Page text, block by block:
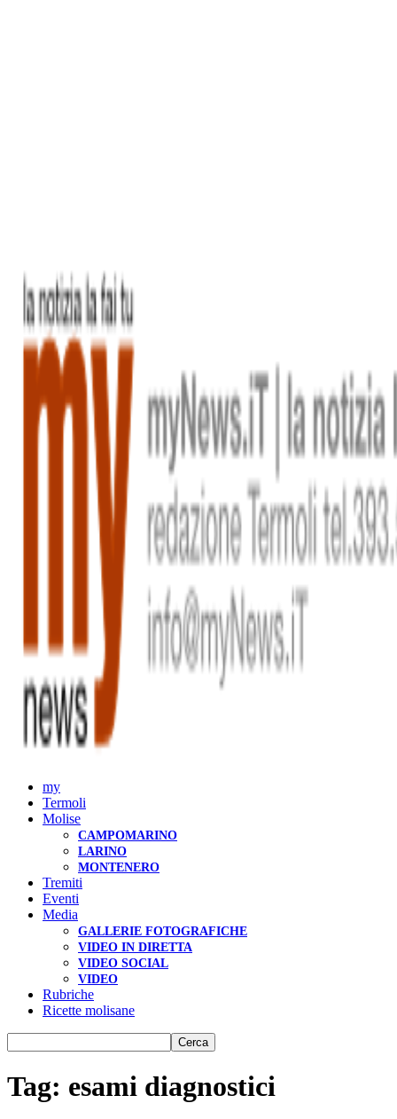
my
Termoli
Molise
CAMPOMARINO
LARINO
MONTENERO
Tremiti
Eventi
Media
GALLERIE FOTOGRAFICHE
VIDEO IN DIRETTA
VIDEO SOCIAL
VIDEO
Rubriche
Ricette molisane
Tag: esami diagnostici